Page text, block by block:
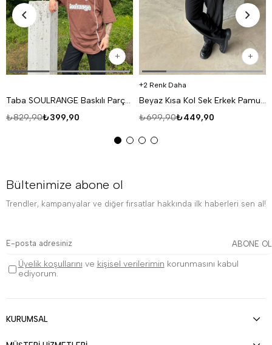
Taba SOULRANGE Baskılı Parçalı Oversize T-SHIRT PNC 1009
₺399,90
₺829,90
2 Renk Daha
Beyaz Kısa Kol Sek Erkek Pamuk Likralı T-SHİRT SC
₺449,90
₺699,90
Bültenimize abone ol
Trendler, kampanyalar ve diğer fırsatlar hakkında ilk haberleri sen al!
ABONE OL
Üyelik koşullarını ve kişisel verilerimin korunmasını kabul
ediyorum.
KURUMSAL